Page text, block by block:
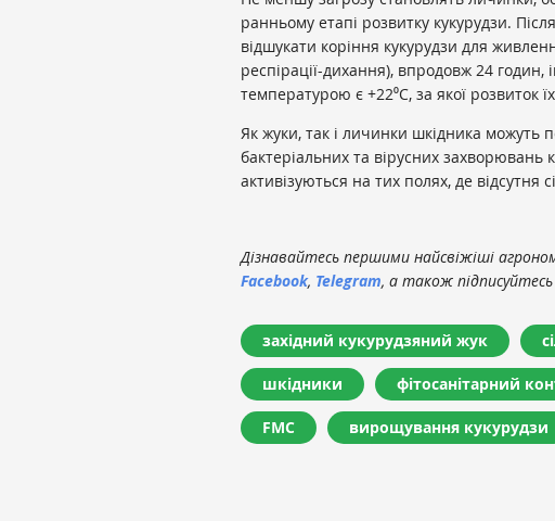
ранньому етапі розвитку кукурудзи.
відшукати коріння кукурудзи для
респірації-дихання), впродовж 24
температурою є +22⁰С, за якої розвиток
Як жуки, так і личинки шкідника можуть
бактеріальних та вірусних захворювань
активізуються на тих полях, де відсутня
Дізнавайтесь першими найсвіжіші
Facebook, Telegram, а також
західний кукурудзяний жук
шкідники фітосанітарний
FMC вирощування кукурудзи